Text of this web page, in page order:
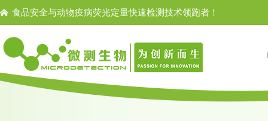
食品安全与动物疫病荧光定量快速检测技术领跑者！